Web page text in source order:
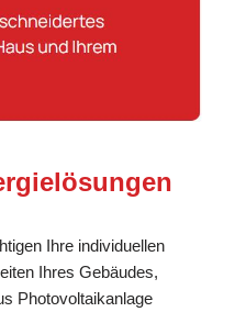
Ihre individuellen
Ihres Gebäudes,
Photovoltaikanlage